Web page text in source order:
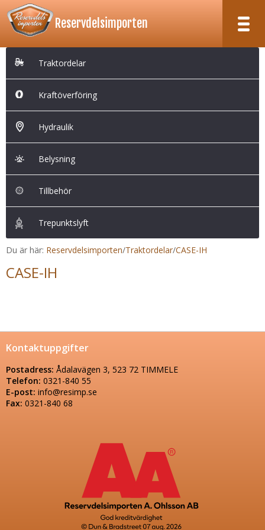
RESERVDELSIMPORTEN
TILL KASSAN
Hydraulik
Belysning
Tillbehör
Reservdelsimporten
Traktordelar
Kraftöverföring
Hydraulik
Belysning
Tillbehör
Trepunktslyft
Du är här: Reservdelsimporten/Traktordelar/CASE-IH
CASE-IH
Kontaktuppgifter
Postadress: Ådalavägen 3, 523 72 TIMMELE
Telefon: 0321-840 55
E-post: info@resimp.se
Fax: 0321-840 68